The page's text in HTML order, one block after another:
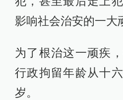
影响社会治安的一大
为了根治这一顽疾
行政拘留年龄从十
岁。